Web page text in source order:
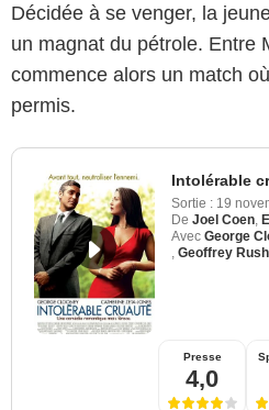
Décidée à se venger, la
un magnat du pétrole. Entre
commence alors un match
permis.
Intolérable
Sortie : 19
De Joel Coen,
Avec George
, Geoffrey Rush
Presse
4,0